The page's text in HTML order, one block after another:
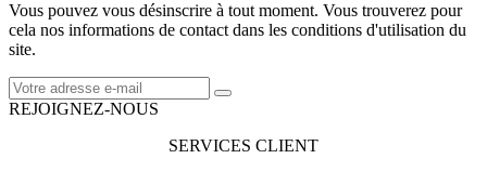
Vous pouvez vous désinscrire à tout moment. Vous trouverez pour
cela nos informations de contact dans les conditions d'utilisation du
site.
REJOIGNEZ-NOUS
SERVICES CLIENT